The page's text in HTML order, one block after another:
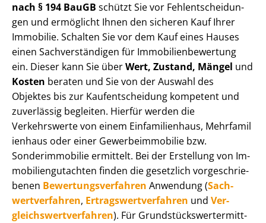
nach § 194 BauGB schützt Sie vor Fehl­ent­schei­dun­
gen und ermöglicht Ihnen den sicheren Kauf Ihrer
Immobilie. Schalten Sie vor dem Kauf eines Hauses
einen Sach­ver­stän­di­gen für Im­mo­bi­li­en­be­wer­tung
ein. Dieser kann Sie überWert, Zustand, Mängel und
Kosten beraten und Sie von der Auswahl des
Objektes bis zur Kauf­ent­schei­dung kompetent und
zuverlässig begleiten. Hierfür werden die
Verkehrswerte von einem Einfamilienhaus, Mehr­fa­mi­l
i­en­haus oder einer Ge­wer­be­im­mo­bi­lie bzw.
Sonderimmobilie ermittelt. Bei der Erstellung von Im­
mo­bi­li­en­gut­ach­ten finden die gesetzlich vor­ge­schrie­
be­nen Be­wer­tungs­ver­fah­ren Anwendung (Sach­
wert­ver­fah­ren, Er­trags­wert­ver­fah­ren und Ver­
gleichs­wert­ver­fah­ren). Für Grund­stücks­wert­ermitt­